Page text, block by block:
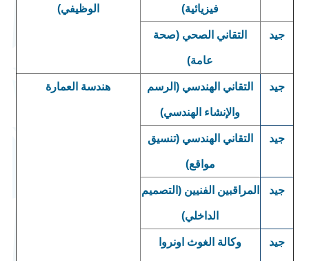
فيزيائية) الوظيفي)
جيد التقاني الصحي (صحة
عامة)
جيد التقاني الهندسي (الرسم
والإنشاء الهندسي)
هندسة العمارة
جيد التقاني الهندسي (تنسيق
مواقع)
جيد المراقبين الفنيين (التصميم
الداخلي)
جيد وكالة الغوث اونروا